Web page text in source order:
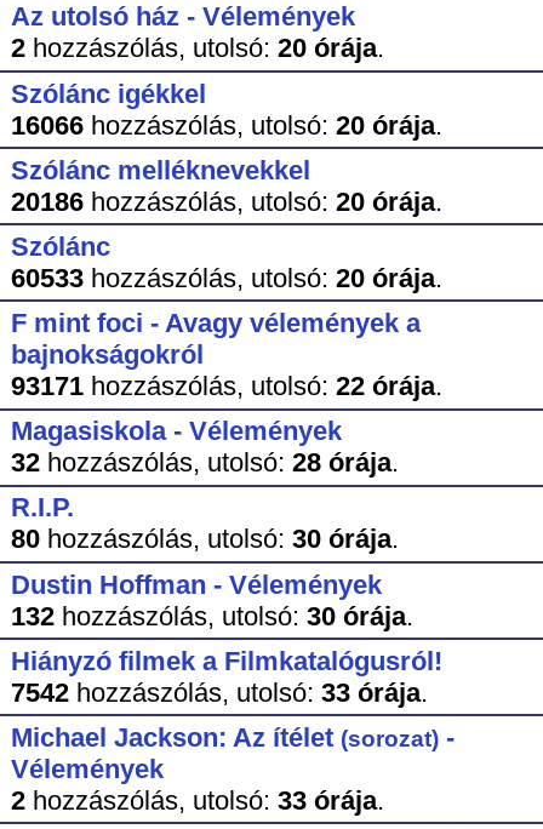
Az utolsó ház - Vélemények
2hozzászólás, utolsó: 20 órája.
Szólánc igékkel
16066hozzászólás, utolsó: 20 órája.
Szólánc melléknevekkel
20186hozzászólás, utolsó: 20 órája.
Szólánc
60533hozzászólás, utolsó: 20 órája.
F mint foci - Avagy vélemények a
bajnokságokról
93171hozzászólás, utolsó: 22 órája.
Magasiskola - Vélemények
32hozzászólás, utolsó: 28 órája.
R.I.P.
80hozzászólás, utolsó: 30 órája.
Dustin Hoffman - Vélemények
132hozzászólás, utolsó: 30 órája.
Hiányzó filmek a Filmkatalógusról!
7542hozzászólás, utolsó: 33 órája.
Michael Jackson: Az ítélet (sorozat)-
Vélemények
2hozzászólás, utolsó: 33 órája.